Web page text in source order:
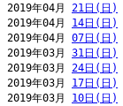
2019年04月 21日(日)
2019年04月 14日(日)
2019年04月 07日(日)
2019年03月 31日(日)
2019年03月 24日(日)
2019年03月 17日(日)
2019年03月 10日(日)